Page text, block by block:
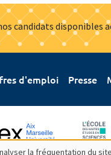
candidats disponibles
d'emploi Presse
la fréquentation du